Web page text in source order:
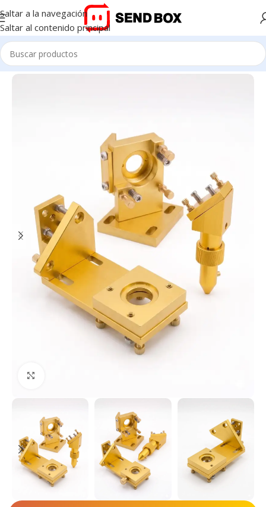
Saltar a la navegación
Saltar al contenido principal
Inicio/Accesorios Láser Co2